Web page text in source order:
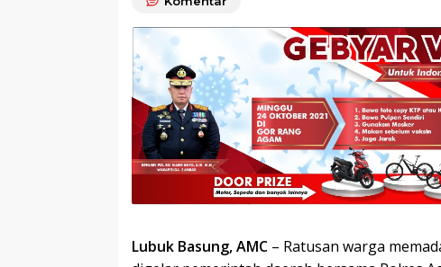
Lubuk Basung, AMC – Ratusan warga